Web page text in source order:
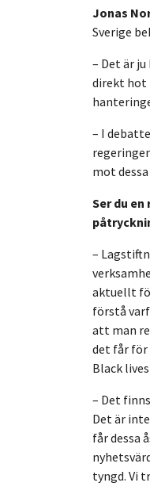
Jonas
Sverige
– Det är
direkt hot
– I
mot
Ser du
–
aktuellt
förstå
att man
det får för
Black
– Det
Det är
får dessa
tyngd. Vi